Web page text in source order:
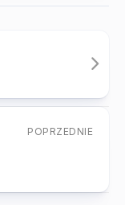
POPRZEDNIE